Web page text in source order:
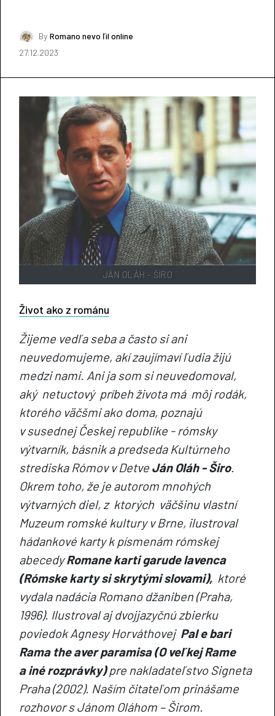
By Romano nevo ľil online
27.12.2023
JÁN OLÁH - ŠIRO
Život ako z románu
Žijeme vedľa seba a často si ani
neuvedomujeme, akí zaujímaví ľudia žijú
medzi nami. Ani ja som si neuvedomoval,
aký netuctový príbeh života má môj rodák,
ktorého väčšmi ako doma, poznajú
v susednej Českej republike - rómsky
výtvarník, básnik a predseda Kultúrneho
strediska Rómov v Detve Ján Oláh - Širo.
Okrem toho, že je autorom mnohých
výtvarných diel, z ktorých väčšinu vlastní
Muzeum romské kultury v Brne, ilustroval
hádankové karty k písmenám rómskej
abecedyRomane karti garude lavenca
(Rómske karty si skrytými slovami), ktoré
vydala nadácia Romano džaniben (Praha,
1996). Ilustroval aj dvojjazyčnú zbierku
poviedok Agnesy Horváthovej Pal e bari
Rama the aver paramisa (O veľkej Rame
a iné rozprávky)pre nakladateľstvo Signeta
Praha (2002). Naším čitateľom prinášame
rozhovor s Jánom Oláhom – Širom.